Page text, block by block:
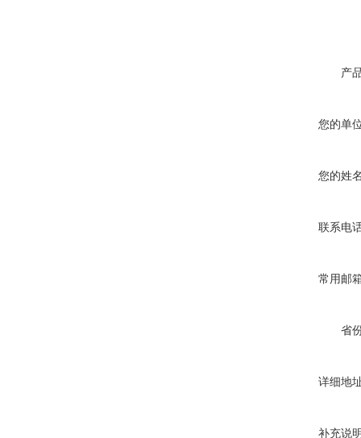
产
您的单
您的姓
联系电
常用邮
省
详细地
补充说